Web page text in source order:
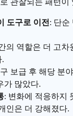
관찰되는 패턴이
도구로 이전 : 단순
의 역할은 더 고차
.
보급 후 해당 분
가 많았다.
: 변화에 적응하지
인은 더 강해졌다.